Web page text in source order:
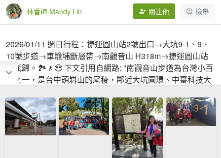
林香梅 Mandy Lin 關注他 檢舉
2026/01/11 週日行程：捷運圓山站2號出口→大坑9-1、9、
10號步道→車籠埔斷層帶→南觀音山 H318m→捷運圓山站
→賦歸。🏞️🚶😍 下文引用自網路: "南觀音山步道為台灣小百
岳之一，是台中頭嵙山的尾稜，鄰近大坑圓環、中臺科技大
間，隨著步道起伏變化，可欣賞不同風貌，山頂有座玉佛寺
而得其名，巨大觀音像莊嚴肅穆，環境寧靜優雅，登上釋迦
太子樓瞭望台，一望無際身心舒暢。"